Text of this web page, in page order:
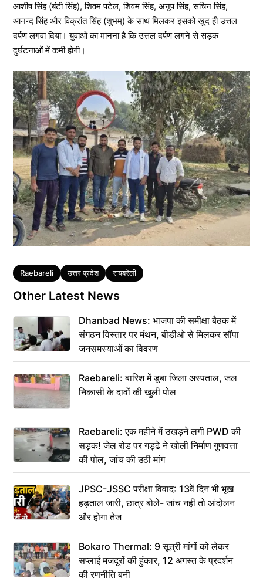
आशीष सिंह (बंटी सिंह), शिवम पटेल, शिवम सिंह, अनूप सिंह, सचिन सिंह,
आनन्द सिंह और विक्रांत सिंह (शुभम्) के साथ मिलकर इसको खुद ही उत्तल
दर्पण लगवा दिया। युवाओं का मानना है कि उत्तल दर्पण लगने से सड़क
दुर्घटनाओं में कमी होगी।
Tags
Raebareli उत्तर प्रदेश रायबरेली
Other Latest News
Dhanbad News: भाजपा की समीक्षा बैठक में
संगठन विस्तार पर मंथन, बीडीओ से मिलकर सौंपा
जनसमस्याओं का विवरण
Raebareli: बारिश में डूबा जिला अस्पताल, जल
निकासी के दावों की खुली पोल
Raebareli: एक महीने में उखड़ने लगी PWD की
सड़क! जेल रोड पर गड्ढे ने खोली निर्माण गुणवत्ता
की पोल, जांच की उठी मांग
JPSC-JSSC परीक्षा विवाद: 13वें दिन भी भूख
हड़ताल जारी, छात्र बोले- जांच नहीं तो आंदोलन
और होगा तेज
Bokaro Thermal: 9 सूत्री मांगों को लेकर
सप्लाई मजदूरों की हुंकार, 12 अगस्त के प्रदर्शन
की रणनीति बनी